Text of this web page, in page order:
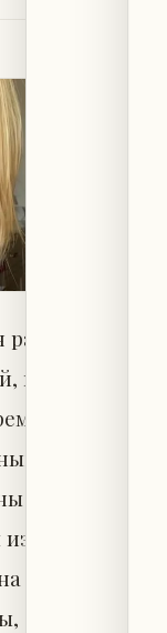
в
на которых
топе
зелёных
в её
кадров она
другом —
слегка